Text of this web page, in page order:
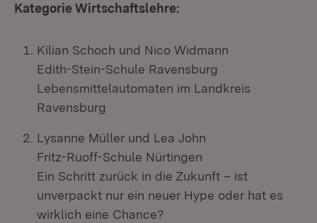
Kategorie Wirtschaftslehre:
Kilian Schoch und Nico Widmann
Edith-Stein-Schule Ravensburg
Lebensmittelautomaten im Landkreis
Ravensburg
Lysanne Müller und Lea John
Fritz-Ruoff-Schule Nürtingen
Ein Schritt zurück in die Zukunft – ist
unverpackt nur ein neuer Hype oder hat es
wirklich eine Chance?